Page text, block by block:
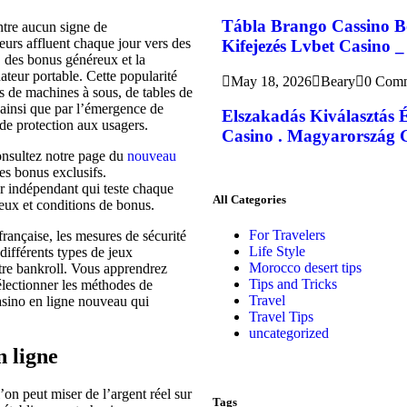
aucun signe de
affluent chaque jour vers des
bonus généreux et la
portable. Cette popularité
de machines à sous, de tables de
que par l’émergence de
protection aux usagers.
notre page du nouveau
bonus exclusifs.
indépendant qui teste chaque
et conditions de bonus.
les mesures de sécurité
types de jeux
bankroll. Vous apprendrez
les méthodes de
en ligne nouveau qui
ligne
peut miser de l’argent réel sur
Tábla Brango Cassino
Kifejezés Lvbet Casino
May 18, 2026 Beary 0
Elszakadás Kiválasztás
Casino . Magyarország
All Categories
For Travelers
Life Style
Morocco desert tips
Tips and Tricks
Travel
Travel Tips
uncategorized
Tags